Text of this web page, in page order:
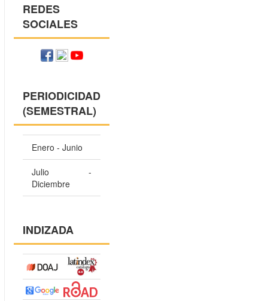
REDES
SOCIALES
PERIODICIDAD
(SEMESTRAL)
Enero - Junio
Julio -
Diciembre
INDIZADA